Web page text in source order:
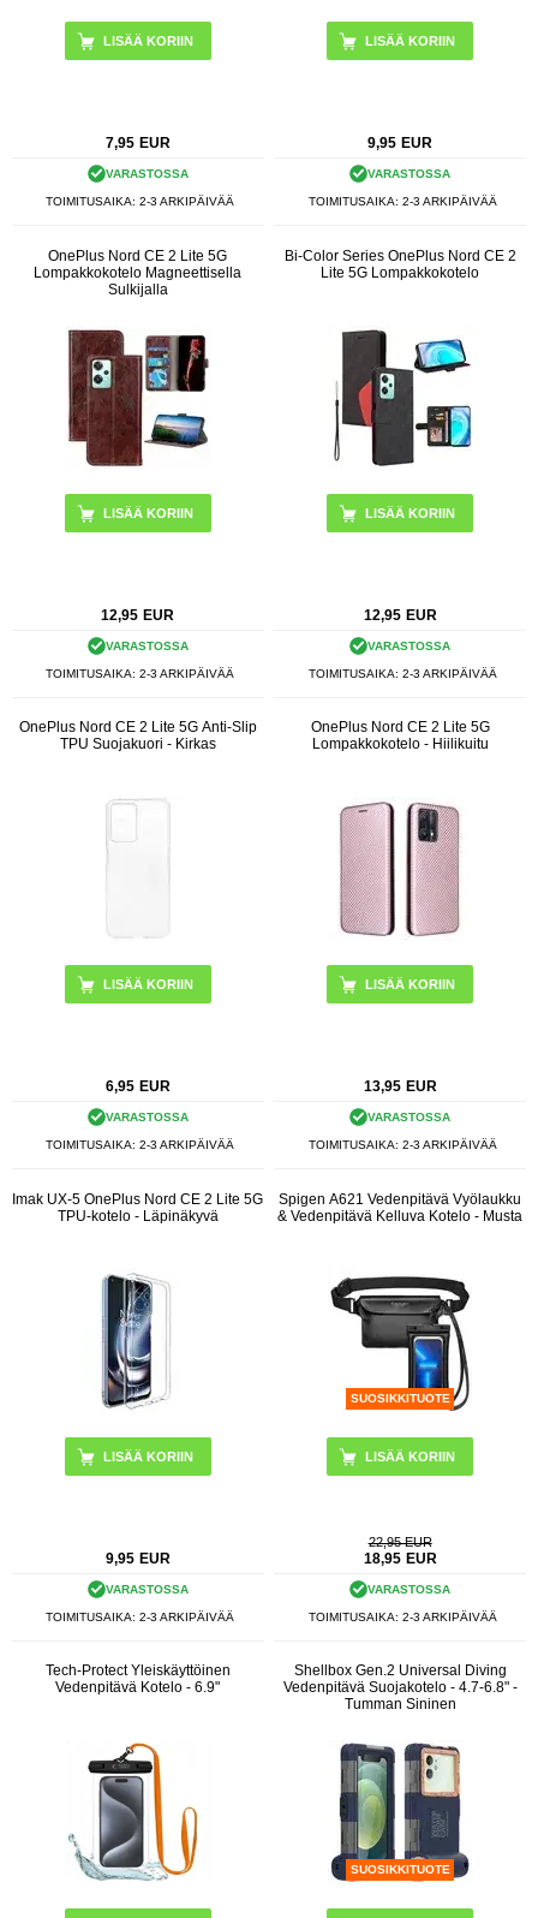
7,95 EUR
VARASTOSSA
TOIMITUSAIKA: 2-3 ARKIPÄIVÄÄ
9,95 EUR
VARASTOSSA
TOIMITUSAIKA: 2-3 ARKIPÄIVÄÄ
OnePlus Nord CE 2 Lite 5G
Lompakkokotelo Magneettisella
Sulkijalla
LISÄÄ KORIIN
12,95 EUR
VARASTOSSA
TOIMITUSAIKA: 2-3 ARKIPÄIVÄÄ
Bi-Color Series OnePlus Nord CE 2
Lite 5G Lompakkokotelo
LISÄÄ KORIIN
12,95 EUR
VARASTOSSA
TOIMITUSAIKA: 2-3 ARKIPÄIVÄÄ
OnePlus Nord CE 2 Lite 5G Anti-Slip
TPU Suojakuori - Kirkas
6,95 EUR
VARASTOSSA
TOIMITUSAIKA: 2-3 ARKIPÄIVÄÄ
OnePlus Nord CE 2 Lite 5G
Lompakkokotelo - Hiilikuitu
LISÄÄ KORIIN
13,95 EUR
VARASTOSSA
TOIMITUSAIKA: 2-3 ARKIPÄIVÄÄ
Imak UX-5 OnePlus Nord CE 2 Lite 5G
TPU-kotelo - Läpinäkyvä
9,95 EUR
VARASTOSSA
TOIMITUSAIKA: 2-3 ARKIPÄIVÄÄ
Spigen A621 Vedenpitävä Vyölaukku
& Vedenpitävä Kelluva Kotelo - Musta
SUOSIKKITUOTE
22,95 EUR
18,95 EUR
VARASTOSSA
TOIMITUSAIKA: 2-3 ARKIPÄIVÄÄ
Tech-Protect Yleiskäyttöinen
Vedenpitävä Kotelo - 6.9"
Shellbox Gen.2 Universal Diving
Vedenpitävä Suojakotelo - 4.7-6.8" -
Tumman Sininen
SUOSIKKITUOTE